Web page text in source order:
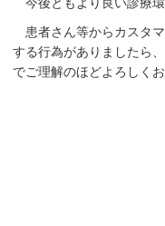
患者さん等からカスタ
する行為がありましたら
でご理解のほどよろしく